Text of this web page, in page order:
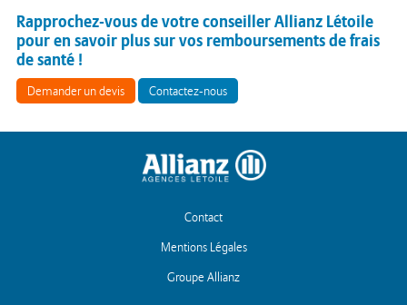
Rapprochez-vous de votre conseiller Allianz Létoile
pour en savoir plus sur vos remboursements de frais
de santé !
Demander un devis Contactez-nous
Contact
Mentions Légales
Groupe Allianz